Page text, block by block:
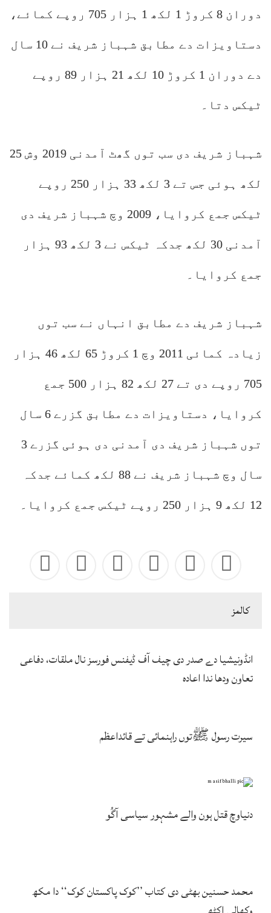
دوران 8 کروڑ 1 لکھ 1 ہزار 705 روپے کمائے،
دستاویزات دے مطابق شہباز شریف نے 10 سال
دے دوران 1 کروڑ 10 لکھ 21 ہزار 89 روپے
ٹیکس دتا۔
شہباز شریف دی سب توں گھٹ آمدنی 2019 وش 25
لکھ ہوئی جس تے 3 لکھ 33 ہزار 250 روپے
ٹیکس جمع کروایا، 2009 وچ شہباز شریف دی
آمدنی 30 لکھ جدکہ ٹیکس نے 3 لکھ 93 ہزار
جمع کروایا۔
شہباز شریف دے مطابق انہاں نے سب توں
زیادہ کمائی 2011 وچ 1 کروڑ 65 لکھ 46 ہزار
705 روپے دی تے 27 لکھ 82 ہزار 500 جمع
کروایا، دستاویزات دے مطابق گزرے 6 سال
توں شہباز شریف دی آمدنی دی ہوئی گزرے 3
سال وچ شہباز شریف نے 88 لکھ کمائے جدکہ
12 لکھ 9 ہزار 250 روپے ٹیکس جمع کروایا۔
كالمز
انڈونیشیا دے صدر دی چیف آف ڈیفنس فورسز نال ملقات، دفاعی
تعاون ودھا ندا اعادہ
سیرت رسول ﷺتوں راہنمائی تے قائداعظم
دنیاوچ قتل ہون والے مشہور سیاسی آگُو
محمد حسنین بھٹی دی کتاب ’’کوک پاکستان کوک‘‘ دا مکھ